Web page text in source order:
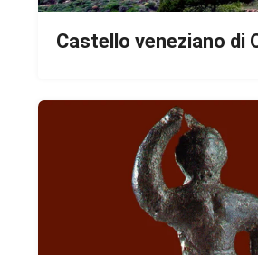
Castello veneziano di